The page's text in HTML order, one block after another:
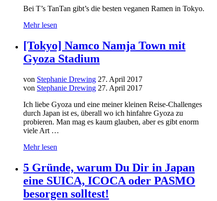
Bei T’s TanTan gibt’s die besten veganen Ramen in Tokyo.
Mehr lesen
[Tokyo] Namco Namja Town mit
Gyoza Stadium
von Stephanie Drewing 27. April 2017
von Stephanie Drewing 27. April 2017
Ich liebe Gyoza und eine meiner kleinen Reise-Challenges
durch Japan ist es, überall wo ich hinfahre Gyoza zu
probieren. Man mag es kaum glauben, aber es gibt enorm
viele Art …
Mehr lesen
5 Gründe, warum Du Dir in Japan
eine SUICA, ICOCA oder PASMO
besorgen solltest!